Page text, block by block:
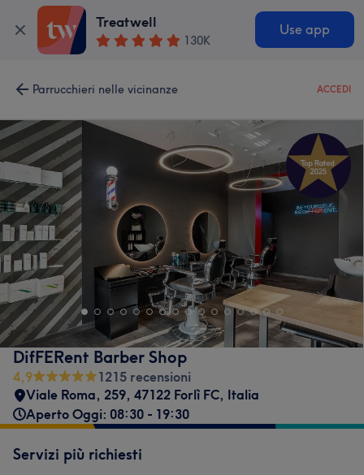
Treatwell
130K
Use app
Parrucchieri nelle vicinanze ACCEDI
DifFERent Barber Shop
4,9
1215 recensioni
Viale Roma, 259, 47122 Forlì FC, Italia
Aperto Oggi: 08:30 - 19:30
Servizi più richiesti